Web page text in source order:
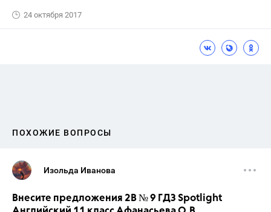
24 октября 2017
ПОХОЖИЕ ВОПРОСЫ
Изольда Иванова
Внесите предложения 2B № 9 ГДЗ Spotlight